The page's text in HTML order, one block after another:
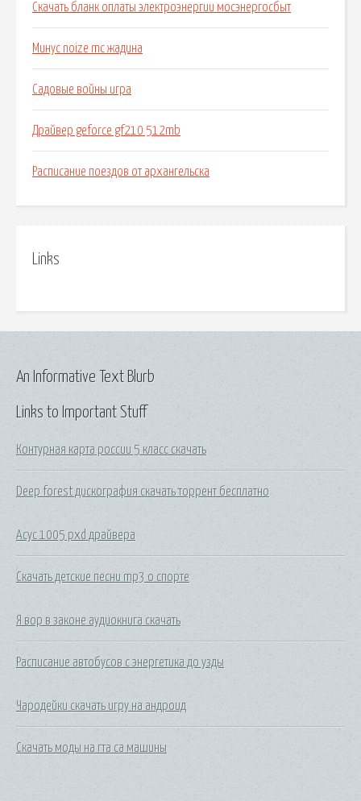
Скачать бланк оплаты электроэнергии мосэнергосбыт
Минус noize mc жадина
Садовые войны игра
Драйвер geforce gf210 512mb
Расписание поездов от архангельска
Links
Links to Important Stuff
Контурная карта россии 5 класс скачать
Deep forest дискография скачать торрент бесплатно
Асус 1005 pxd драйвера
Скачать детские песни mp3 о спорте
Я вор в законе аудиокнига скачать
Расписание автобусов с энергетика до узды
Чародейки скачать игру на андроид
Скачать моды на гта са машины
An Informative Text Blurb